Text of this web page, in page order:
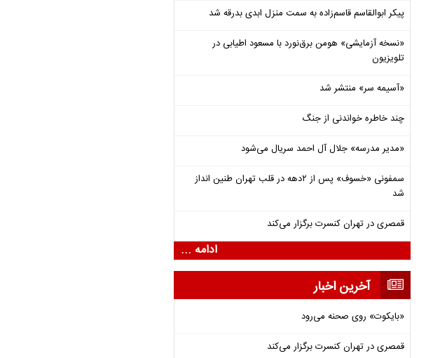
پیکر ابوالقاسم قاسم‌زاده به سمت منزل ابدی بدرقه شد
«نسخه آزمایشی» هومن برق‌نورد با مسعود اطیابی در
تلویزیون
«آسیمه سر» منتشر شد
چند خاطره خواندنی از جنگ
«مدیر مدرسه» جلال آل احمد سریال می‌شود
سمفونی «خسوف» پس از ۲دهه در قلب تهران طنین انداز
شد
قمصری در تهران کنسرت برگزار می‌کند
ادامه ...
آخرین اخبار
«بایکوت» روی صحنه می‌رود
قمصری در تهران کنسرت برگزار می‌کند